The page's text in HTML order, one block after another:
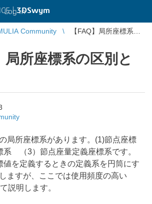
|3DSwym
Log in
Community
【FAQ】局所座標系の
局所座標系の区別と
局所座標系があります。(1)節点座標
（3）節点座量定義座標系です。
値を定義するときの定義系を円筒にす
ますが、ここでは使用頻度の高い
説明します。